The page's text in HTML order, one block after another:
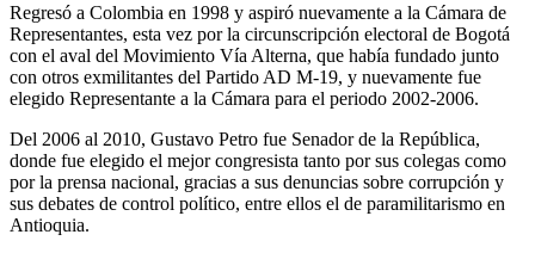
Regresó a Colombia en 1998 y aspiró nuevamente a la Cámara de
Representantes, esta vez por la circunscripción electoral de Bogotá
con el aval del Movimiento Vía Alterna, que había fundado junto
con otros exmilitantes del Partido AD M-19, y nuevamente fue
elegido Representante a la Cámara para el periodo 2002-2006.
Del 2006 al 2010, Gustavo Petro fue Senador de la República,
donde fue elegido el mejor congresista tanto por sus colegas como
por la prensa nacional, gracias a sus denuncias sobre corrupción y
sus debates de control político, entre ellos el de paramilitarismo en
Antioquia.